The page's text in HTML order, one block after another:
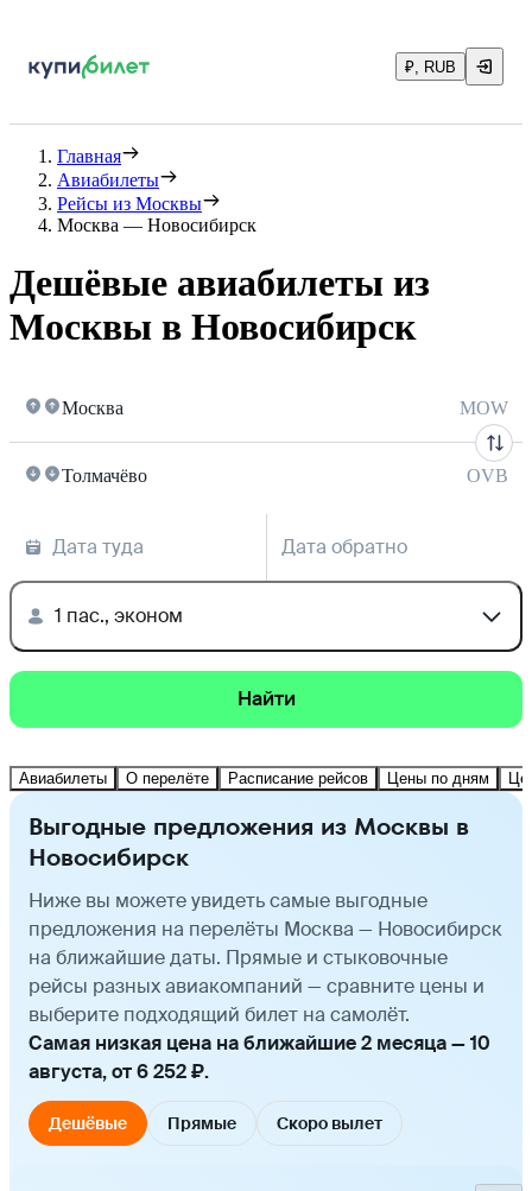
₽, RUB
Главная
Авиабилеты
Рейсы из Москвы
Москва — Новосибирск
Дешёвые авиабилеты из
Москвы в Новосибирск
Москва MOW
Толмачёво OVB
Дата туда Дата обратно
1 пас., эконом
Найти
Авиабилеты О перелёте Расписание рейсов Цены по дням
Выгодные предложения из Москвы в
Новосибирск
Ниже вы можете увидеть самые выгодные
предложения на перелёты Москва — Новосибирск
на ближайшие даты. Прямые и стыковочные
рейсы разных авиакомпаний — сравните цены и
выберите подходящий билет на самолёт.
Самая низкая цена на ближайшие 2 месяца — 10
августа, от 6 252 ₽.
Дешёвые Прямые Скоро вылет